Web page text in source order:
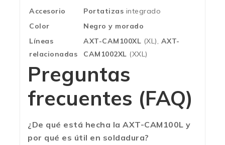
Accesorio
Portatizas integrado
Color
Negro y morado
Líneas
relacionadas
AXT-CAM100XL (XL), AXT-
CAM1002XL (XXL)
Preguntas
frecuentes (FAQ)
¿De qué está hecha la AXT-CAM100L y
por qué es útil en soldadura?